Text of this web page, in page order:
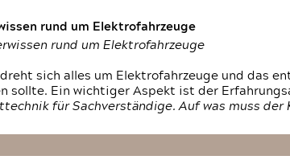
rund um Elektrofahrzeuge
rund um Elektrofahrzeuge
sich alles um Elektrofahrzeuge und das
sollte. Ein wichtiger Aspekt ist der
für Sachverständige. Auf was muss